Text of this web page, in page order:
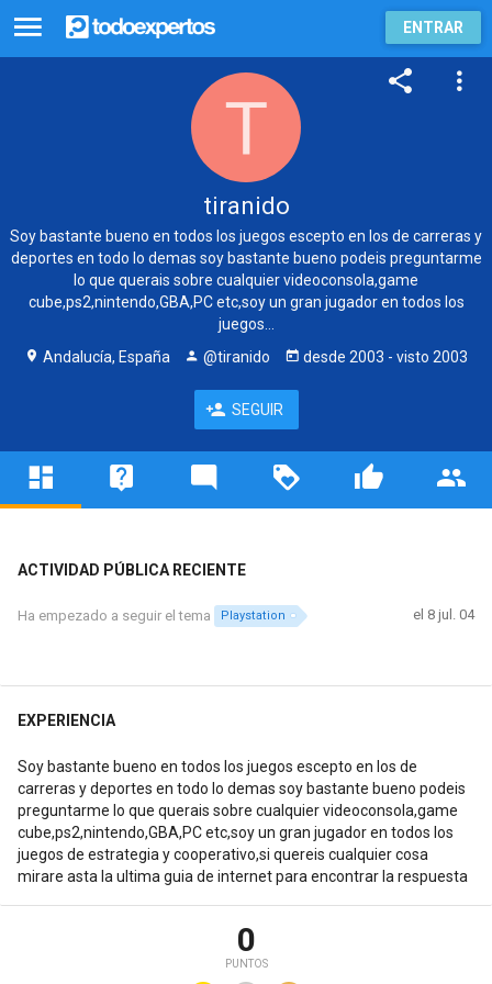
ENTRAR
tiranido
Soy bastante bueno en todos los juegos escepto en los de carreras y
deportes en todo lo demas soy bastante bueno podeis preguntarme
lo que querais sobre cualquier videoconsola,game
cube,ps2,nintendo,GBA,PC etc,soy un gran jugador en todos los
juegos...
Andalucía, España
@tiranido desde 2003 - visto 2003
SEGUIR
ACTIVIDAD PÚBLICA RECIENTE
Ha empezado a seguir el tema Playstation el 8 jul. 04
EXPERIENCIA
Soy bastante bueno en todos los juegos escepto en los de
carreras y deportes en todo lo demas soy bastante bueno podeis
preguntarme lo que querais sobre cualquier videoconsola,game
cube,ps2,nintendo,GBA,PC etc,soy un gran jugador en todos los
juegos de estrategia y cooperativo,si quereis cualquier cosa
mirare asta la ultima guia de internet para encontrar la respuesta
0
PUNTOS